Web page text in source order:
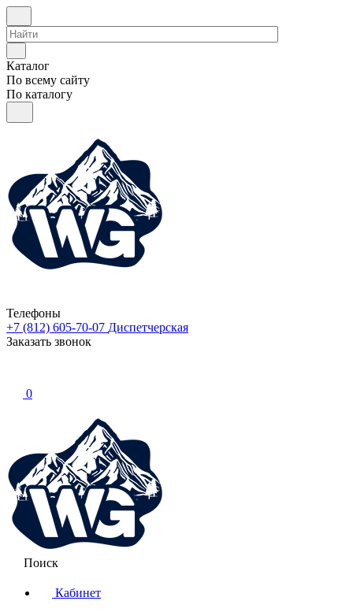
Каталог
По всему сайту
По каталогу
Телефоны
+7 (812) 605-70-07 Диспетчерская
Заказать звонок
0
Поиск
Кабинет